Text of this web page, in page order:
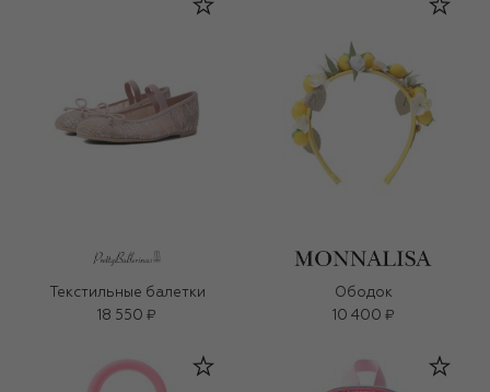
Текстильные балетки
18 550 ₽
Ободок
10 400 ₽